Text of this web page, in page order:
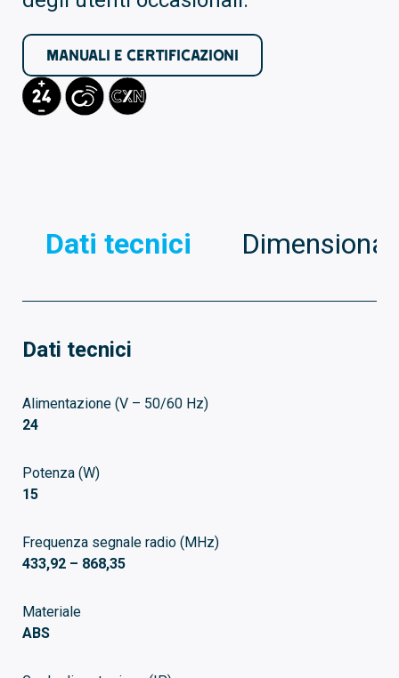
MANUALI E CERTIFICAZIONI
Dati tecnici Dimensionali
Dati tecnici
Alimentazione (V – 50/60 Hz)
24
Potenza (W)
15
Frequenza segnale radio (MHz)
433,92 – 868,35
Materiale
ABS